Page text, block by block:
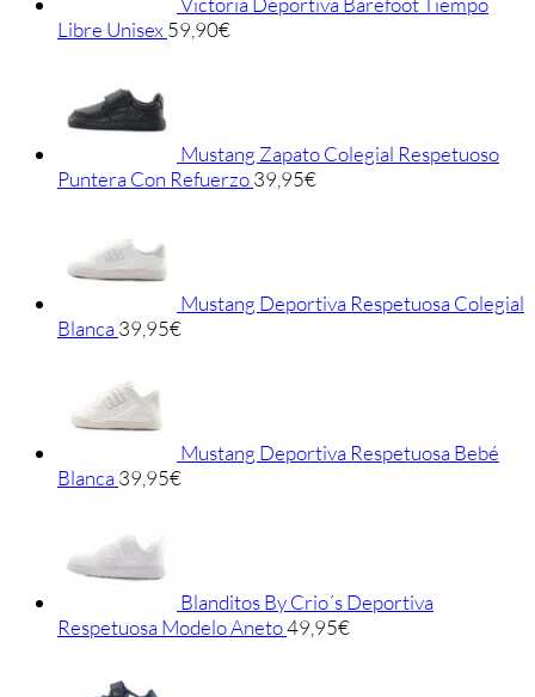
Libre Unisex59,90€
Mustang Zapato Colegial Respetuoso
Puntera Con Refuerzo39,95€
Mustang Deportiva Respetuosa Colegial
Blanca39,95€
Mustang Deportiva Respetuosa Bebé
Blanca39,95€
Blanditos By Crio´s Deportiva
Respetuosa Modelo Aneto49,95€